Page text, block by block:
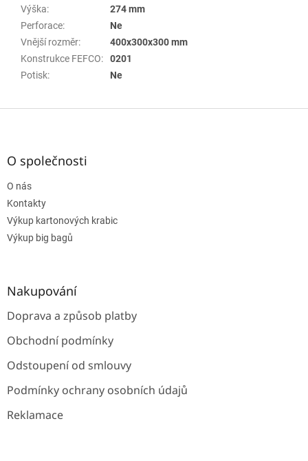
Výška:
274 mm
Perforace:
Ne
Vnější rozměr:
400x300x300 mm
Konstrukce FEFCO:
0201
Potisk: Ne
Z
O společnosti
O nás
Kontakty
Výkup kartonových krabic
Výkup big bagů
Nakupování
Doprava a způsob platby
Obchodní podmínky
Odstoupení od smlouvy
Podmínky ochrany osobních údajů
Reklamace